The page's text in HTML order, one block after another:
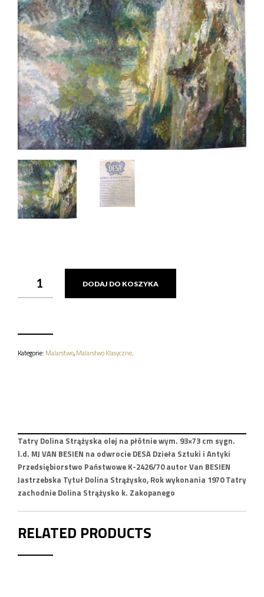
TATRY
DOLINA
DODAJ DO KOSZYKA
Kategorie: Malarstwo,Malarstwo Klasyczne.
Tatry Dolina Strążyska olej na płótnie wym. 93×73 cm sygn.
l.d. MJ VAN BESIEN na odwrocie DESA Dzieła Sztuki i Antyki
Przedsiębiorstwo Państwowe K-2426/70 autor Van BESIEN
Jastrzebska Tytuł Dolina Strążysko, Rok wykonania 1970 Tatry
zachodnie Dolina Strążysko k. Zakopanego
RELATED PRODUCTS